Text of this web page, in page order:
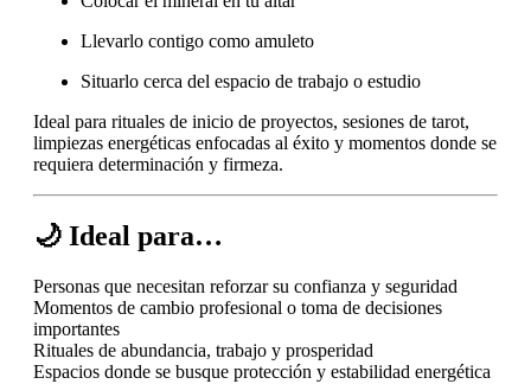
Llevarlo contigo como amuleto
Situarlo cerca del espacio de trabajo o estudio
Ideal para rituales de inicio de proyectos, sesiones de tarot,
limpiezas energéticas enfocadas al éxito y momentos donde se
requiera determinación y firmeza.
🌙 Ideal para…
Personas que necesitan reforzar su confianza y seguridad
Momentos de cambio profesional o toma de decisiones
importantes
Rituales de abundancia, trabajo y prosperidad
Espacios donde se busque protección y estabilidad energética